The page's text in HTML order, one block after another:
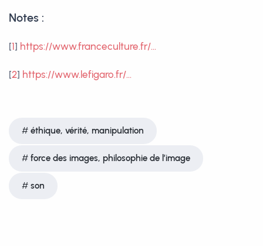
Notes :
[1] https://www.franceculture.fr/...
[2] https://www.lefigaro.fr/...
éthique, vérité, manipulation
force des images, philosophie de l’image
son